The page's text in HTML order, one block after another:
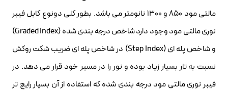
مالتی مود ۸۵۰ و ۱۳۰۰ نانومتر می باشد. بطور کلی دونوع کابل فیبر
نوری مالتی مود وجود دارد شاخص درجه بندی شده (Graded Index)
و شاخص پله ای (Step Index) در شاخص پله ای ضریب شکت روکش
نسبت به تار بسیار زیاد بوده و نور را در مسیر خود قرار می دهد. در
فیبر نوری مالتی مود درجه بندی شده که استفاده از آن بسیار رایج تر